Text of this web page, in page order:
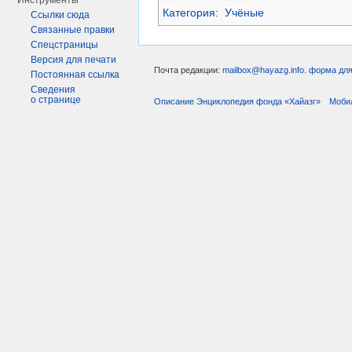
Категория: Учёные
Ссылки сюда
Связанные правки
Спецстраницы
Версия для печати
Постоянная ссылка
Сведения
о странице
Почта редакции: mailbox@hayazg.info. форма
Описание Энциклопедия фонда «Хайазг»